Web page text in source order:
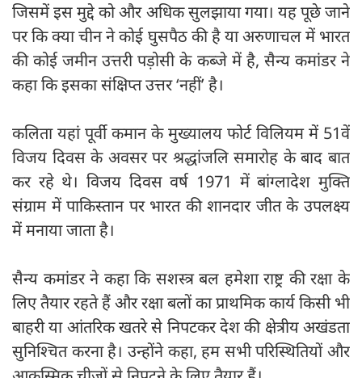
जिसमें इस मुद्दे को और अधिक सुलझाया गया। यह पूछे जाने
पर कि क्या चीन ने कोई घुसपैठ की है या अरुणाचल में भारत
की कोई जमीन उत्तरी पड़ोसी के कब्जे में है, सैन्य कमांडर ने
कहा कि इसका संक्षिप्त उत्तर ‘नहीं’ है।
कलिता यहां पूर्वी कमान के मुख्यालय फोर्ट विलियम में 51वें
विजय दिवस के अवसर पर श्रद्धांजलि समारोह के बाद बात
कर रहे थे। विजय दिवस वर्ष 1971 में बांग्लादेश मुक्ति
संग्राम में पाकिस्तान पर भारत की शानदार जीत के उपलक्ष्य
में मनाया जाता है।
सैन्य कमांडर ने कहा कि सशस्त्र बल हमेशा राष्ट्र की रक्षा के
लिए तैयार रहते हैं और रक्षा बलों का प्राथमिक कार्य किसी भी
बाहरी या आंतरिक खतरे से निपटकर देश की क्षेत्रीय अखंडता
सुनिश्चित करना है। उन्होंने कहा, हम सभी परिस्थितियों और